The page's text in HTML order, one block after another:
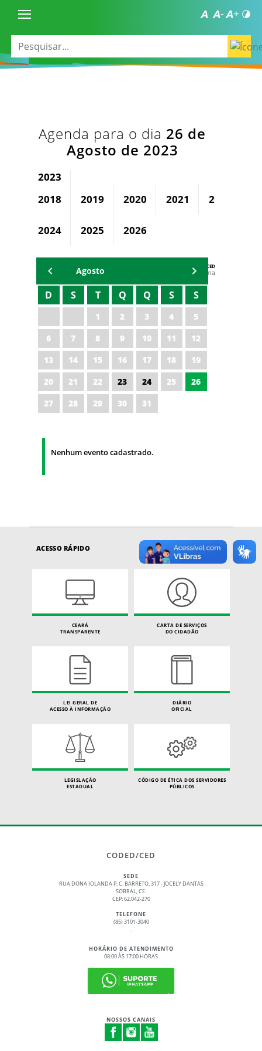
Agenda para o dia 26 de
Agosto de 2023
2023
2018
2019 2020 2021 2022
2024 2025 2026
AGENDA DA CODED/CED
Vagna Lima
Agosto
D S T Q Q S S
1 2 3 4
5
6
7 8 9 10 11
12
13
14 15 16 17 18
19
20
21 22 23 24 25
26
27
28 29 30 31
Nenhum evento cadastrado.
ACESSO RÁPIDO
CEARÁ
TRANSPARENTE
CARTA DE SERVIÇOS
DO CIDADÃO
LEI GERAL DE
ACESSO À INFORMAÇÃO
DIÁRIO
OFICIAL
LEGISLAÇÃO
ESTADUAL
CÓDIGO DE ÉTICA DOS SERVIDORES
PÚBLICOS
CODED/CED
SEDE
RUA DONA IOLANDA P. C. BARRETO, 317 - JOCELY DANTAS
SOBRAL, CE.
CEP: 62.042-270
TELEFONE
(85) 3101-3040
.
HORÁRIO DE ATENDIMENTO
08:00 ÀS 17:00 HORAS
NOSSOS CANAIS